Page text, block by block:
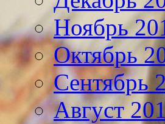
Ноябрь
Октябрь
Сентябрь
Август